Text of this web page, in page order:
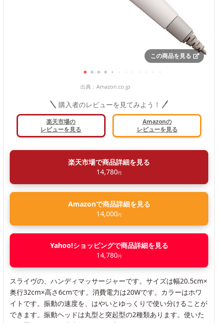
この商品を見る
出典： Amazon.co.jp
購入者のレビューを見てみよう！
楽天市場の
レビューを見る
Amazonの
レビューを見る
楽天市場で商品詳細を見る
14,780円
Amazonで商品詳細を見る
14,000円
Yahoo!ショッピングで商品詳細を見る
14,780円
スライヴの、ハンディマッサージャーです。サイズは幅20.5cm×
奥行32cm×高さ6cmです。消費電力は20Wです。カラーはホワ
イトです。振動の速度を、はやいとゆっくりで使い分けることが
できます。振動ヘッドは丸型と突起型の2種類あります。使いた